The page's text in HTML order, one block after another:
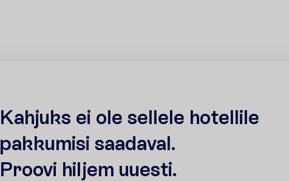
Kahjuks ei ole sellele hotellile
pakkumisi saadaval.
Proovi hiljem uuesti.